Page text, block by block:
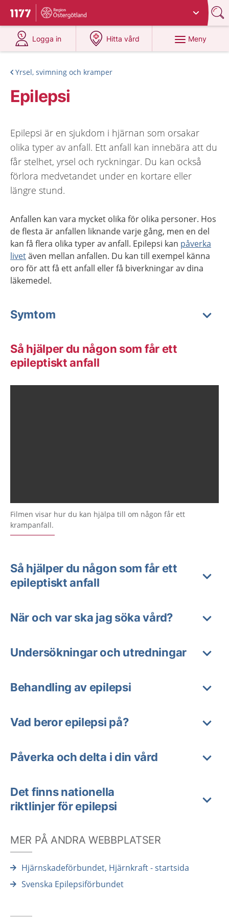
Till startsidan för 1177
Du har valt region
Logga in
på 1177.se
Hitta vård
på 1177.se
Meny
Yrsel, svimning och kramper
Epilepsi
Epilepsi är en sjukdom i hjärnan som orsakar
olika typer av anfall. Ett anfall kan innebära att du
får stelhet, yrsel och ryckningar. Du kan också
förlora medvetandet under en kortare eller
längre stund.
Anfallen kan vara mycket olika för olika personer. Hos
de flesta är anfallen liknande varje gång, men en del
kan få flera olika typer av anfall. Epilepsi kan påverka
livetäven mellan anfallen. Du kan till exempel känna
oro för att få ett anfall eller få biverkningar av dina
läkemedel.
Symtom
Så hjälper du någon som får ett
epileptiskt anfall
Filmen visar hur du kan hjälpa till om någon får ett
krampanfall.
Så hjälper du någon som får ett
epileptiskt anfall
När och var ska jag söka vård?
Undersökningar och utredningar
Behandling av epilepsi
Vad beror epilepsi på?
Påverka och delta i din vård
Det finns nationella
riktlinjer för epilepsi
MER PÅ ANDRA WEBBPLATSER
Hjärnskadeförbundet, Hjärnkraft - startsida
Svenska Epilepsiförbundet